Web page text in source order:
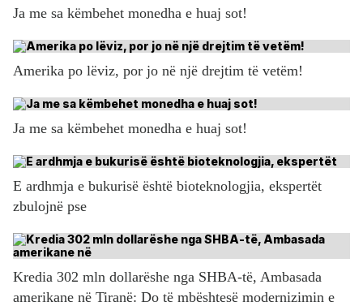
Ja me sa këmbehet monedha e huaj sot!
Amerika po lëviz, por jo në një drejtim të vetëm!
Ja me sa këmbehet monedha e huaj sot!
E ardhmja e bukurisë është bioteknologjia, ekspertët
zbulojnë pse
Kredia 302 mln dollarëshe nga SHBA-të, Ambasada
amerikane në Tiranë: Do të mbështesë modernizimin e